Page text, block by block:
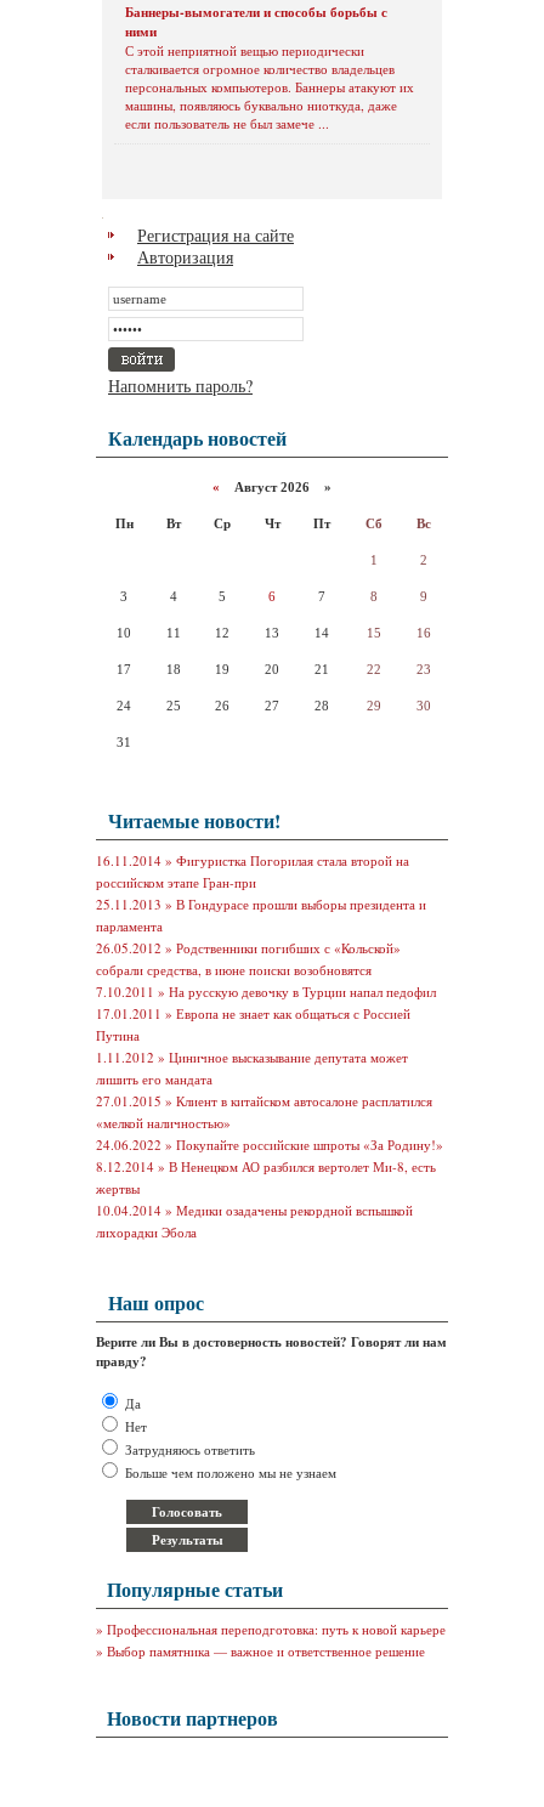
Баннеры-вымогатели и способы борьбы с
ними
С этой неприятной вещью периодически
сталкивается огромное количество владельцев
персональных компьютеров. Баннеры атакуют их
машины, появляюсь буквально ниоткуда, даже
если пользователь не был замече ...
Регистрация на сайте
Авторизация
Напомнить пароль?
Календарь новостей
« Август 2026 »
Пн Вт Ср Чт Пт Сб Вс
1 2
3 4 5 6 7 8 9
10 11 12 13 14 15 16
17 18 19 20 21 22 23
24 25 26 27 28 29 30
31
Читаемые новости!
16.11.2014 » Фигуристка Погорилая стала второй на
российском этапе Гран-при
25.11.2013 » В Гондурасе прошли выборы президента и
парламента
26.05.2012 » Родственники погибших с «Кольской»
собрали средства, в июне поиски возобновятся
7.10.2011 » На русскую девочку в Турции напал педофил
17.01.2011 » Европа не знает как общаться с Россией
Путина
1.11.2012 » Циничное высказывание депутата может
лишить его мандата
27.01.2015 » Клиент в китайском автосалоне расплатился
«мелкой наличностью»
24.06.2022 » Покупайте российские шпроты «За Родину!»
8.12.2014 » В Ненецком АО разбился вертолет Ми-8, есть
жертвы
10.04.2014 » Медики озадачены рекордной вспышкой
лихорадки Эбола
Наш опрос
Верите ли Вы в достоверность новостей? Говорят ли нам
правду?
Да
Нет
Затрудняюсь ответить
Больше чем положено мы не узнаем
Популярные статьи
» Профессиональная переподготовка: путь к новой карьере
» Выбор памятника — важное и ответственное решение
Новости партнеров